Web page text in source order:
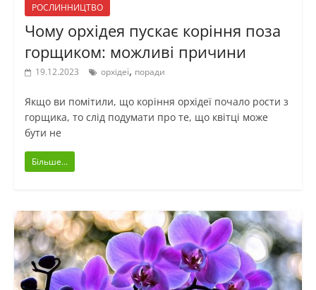
РОСЛИННИЦТВО
Чому орхідея пускає коріння поза
горщиком: можливі причини
19.12.2023 орхідеї, поради
Якщо ви помітили, що коріння орхідеї почало рости з
горщика, то слід подумати про те, що квітці може
бути не
Більше...